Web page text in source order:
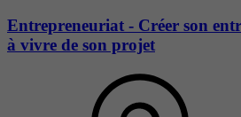
Entrepreneuriat - Créer son
à vivre de son projet